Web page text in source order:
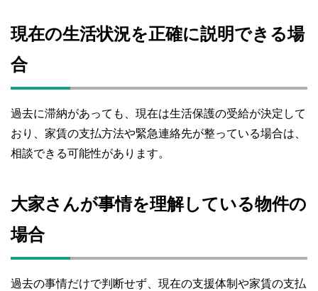
現在の生活状況を正確に説明できる場
合
過去に滞納があっても、現在は生活保護の受給が決定して
おり、家賃の支払方法や緊急連絡先が整っている場合は、
相談できる可能性があります。
大家さんが事情を理解している物件の
場合
過去の事情だけで判断せず、現在の支援体制や家賃の支払